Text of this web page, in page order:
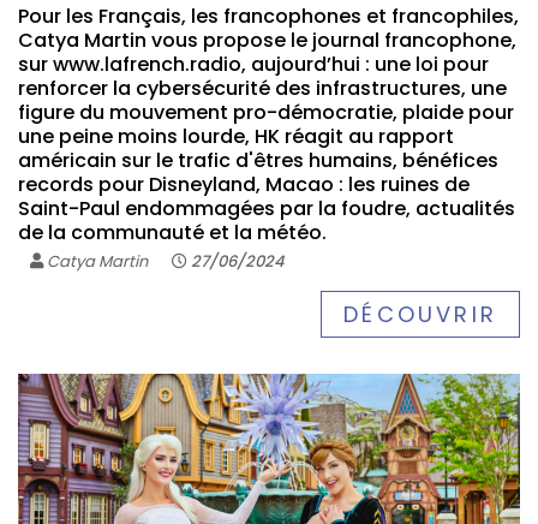
Pour les Français, les francophones et francophiles,
Catya Martin vous propose le journal francophone,
sur www.lafrench.radio, aujourd’hui : une loi pour
renforcer la cybersécurité des infrastructures, une
figure du mouvement pro-démocratie, plaide pour
une peine moins lourde, HK réagit au rapport
américain sur le trafic d'êtres humains, bénéfices
records pour Disneyland, Macao : les ruines de
Saint-Paul endommagées par la foudre, actualités
de la communauté et la météo.
Catya Martin 27/06/2024
DÉCOUVRIR